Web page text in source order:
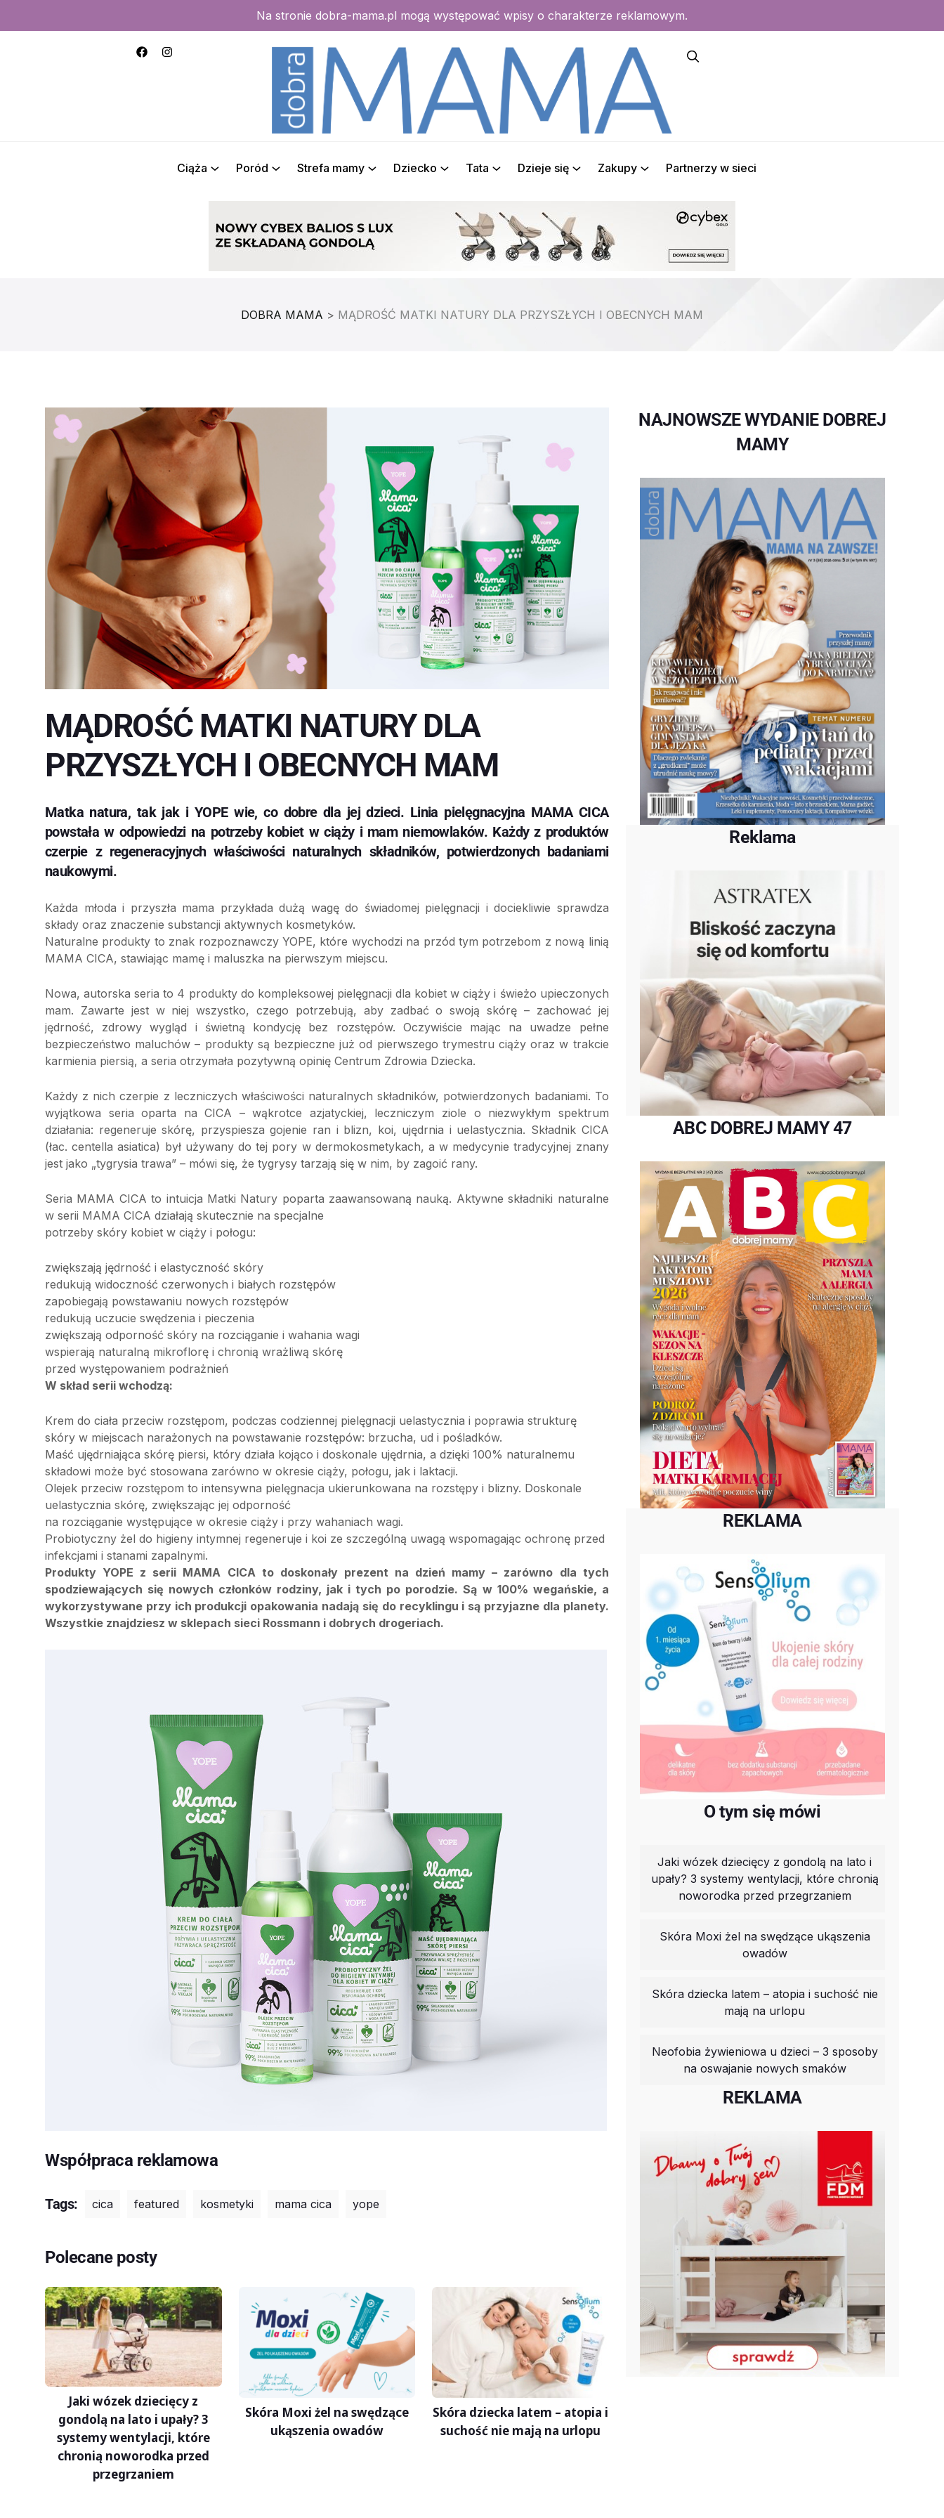
Na stronie dobra-mama.pl mogą występować wpisy o charakterze reklamowym.
Ciąża Poród Strefa mamy Dziecko Tata Dzieje się Zakupy Partnerzy w sieci
DOBRA MAMA > MĄDROŚĆ MATKI NATURY DLA PRZYSZŁYCH I OBECNYCH MAM
MĄDROŚĆ MATKI NATURY DLA
PRZYSZŁYCH I OBECNYCH MAM
Matka natura, tak jak i YOPE wie, co dobre dla jej dzieci. Linia pielęgnacyjna MAMA CICA
powstała w odpowiedzi na potrzeby kobiet w ciąży i mam niemowlaków. Każdy z produktów
czerpie z regeneracyjnych właściwości naturalnych składników, potwierdzonych badaniami
naukowymi.
Każda młoda i przyszła mama przykłada dużą wagę do świadomej pielęgnacji i dociekliwie sprawdza
składy oraz znaczenie substancji aktywnych kosmetyków.
Naturalne produkty to znak rozpoznawczy YOPE, które wychodzi na przód tym potrzebom z nową linią
MAMA CICA, stawiając mamę i maluszka na pierwszym miejscu.
Nowa, autorska seria to 4 produkty do kompleksowej pielęgnacji dla kobiet w ciąży i świeżo upieczonych
mam. Zawarte jest w niej wszystko, czego potrzebują, aby zadbać o swoją skórę – zachować jej
jędrność, zdrowy wygląd i świetną kondycję bez rozstępów. Oczywiście mając na uwadze pełne
bezpieczeństwo maluchów – produkty są bezpieczne już od pierwszego trymestru ciąży oraz w trakcie
karmienia piersią, a seria otrzymała pozytywną opinię Centrum Zdrowia Dziecka.
Każdy z nich czerpie z leczniczych właściwości naturalnych składników, potwierdzonych badaniami. To
wyjątkowa seria oparta na CICA – wąkrotce azjatyckiej, leczniczym ziole o niezwykłym spektrum
działania: regeneruje skórę, przyspiesza gojenie ran i blizn, koi, ujędrnia i uelastycznia. Składnik CICA
(łac. centella asiatica) był używany do tej pory w dermokosmetykach, a w medycynie tradycyjnej znany
jest jako „tygrysia trawa” – mówi się, że tygrysy tarzają się w nim, by zagoić rany.
Seria MAMA CICA to intuicja Matki Natury poparta zaawansowaną nauką. Aktywne składniki naturalne
w serii MAMA CICA działają skutecznie na specjalne
potrzeby skóry kobiet w ciąży i połogu:
zwiększają jędrność i elastyczność skóry
redukują widoczność czerwonych i białych rozstępów
zapobiegają powstawaniu nowych rozstępów
redukują uczucie swędzenia i pieczenia
zwiększają odporność skóry na rozciąganie i wahania wagi
wspierają naturalną mikroflorę i chronią wrażliwą skórę
przed występowaniem podrażnień
W skład serii wchodzą:
Krem do ciała przeciw rozstępom, podczas codziennej pielęgnacji uelastycznia i poprawia strukturę
skóry w miejscach narażonych na powstawanie rozstępów: brzucha, ud i pośladków.
Maść ujędrniająca skórę piersi, który działa kojąco i doskonale ujędrnia, a dzięki 100% naturalnemu
składowi może być stosowana zarówno w okresie ciąży, połogu, jak i laktacji.
Olejek przeciw rozstępom to intensywna pielęgnacja ukierunkowana na rozstępy i blizny. Doskonale
uelastycznia skórę, zwiększając jej odporność
na rozciąganie występujące w okresie ciąży i przy wahaniach wagi.
Probiotyczny żel do higieny intymnej regeneruje i koi ze szczególną uwagą wspomagając ochronę przed
infekcjami i stanami zapalnymi.
Produkty YOPE z serii MAMA CICA to doskonały prezent na dzień mamy – zarówno dla tych
spodziewających się nowych członków rodziny, jak i tych po porodzie. Są w 100% wegańskie, a
wykorzystywane przy ich produkcji opakowania nadają się do recyklingu i są przyjazne dla planety.
Wszystkie znajdziesz w sklepach sieci Rossmann i dobrych drogeriach.
Współpraca reklamowa
Tags: cica featured kosmetyki mama cica yope
Polecane posty
Jaki wózek dziecięcy z
gondolą na lato i upały? 3
systemy wentylacji, które
chronią noworodka przed
przegrzaniem
Skóra Moxi żel na swędzące
ukąszenia owadów
Skóra dziecka latem – atopia i
suchość nie mają na urlopu
NAJNOWSZE WYDANIE DOBREJ
MAMY
Reklama
ABC DOBREJ MAMY 47
REKLAMA
O tym się mówi
Jaki wózek dziecięcy z gondolą na lato i
upały? 3 systemy wentylacji, które chronią
noworodka przed przegrzaniem
Skóra Moxi żel na swędzące ukąszenia
owadów
Skóra dziecka latem – atopia i suchość nie
mają na urlopu
Neofobia żywieniowa u dzieci – 3 sposoby
na oswajanie nowych smaków
REKLAMA